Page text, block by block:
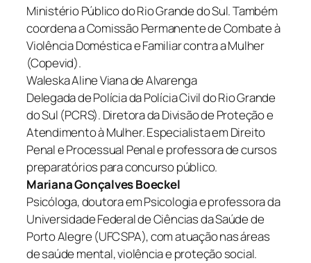
Ministério Público do Rio Grande do Sul. Também
coordena a Comissão Permanente de Combate à
Violência Doméstica e Familiar contra a Mulher
(Copevid).
Waleska Aline Viana de Alvarenga
Delegada de Polícia da Polícia Civil do Rio Grande
do Sul (PCRS). Diretora da Divisão de Proteção e
Atendimento à Mulher. Especialista em Direito
Penal e Processual Penal e professora de cursos
preparatórios para concurso público.
Mariana Gonçalves Boeckel
Psicóloga, doutora em Psicologia e professora da
Universidade Federal de Ciências da Saúde de
Porto Alegre (UFCSPA), com atuação nas áreas
de saúde mental, violência e proteção social.